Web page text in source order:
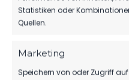
Statistiken oder
Quellen.
Marketing
Speichern von oder Zugriff
REST GMBH
UNSERES FSV 63!